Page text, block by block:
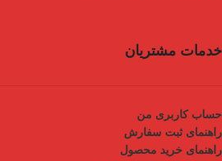
خدمات مشتریان
حساب کاربری من
راهنمای ثبت سفارش
راهنمای خرید محصول